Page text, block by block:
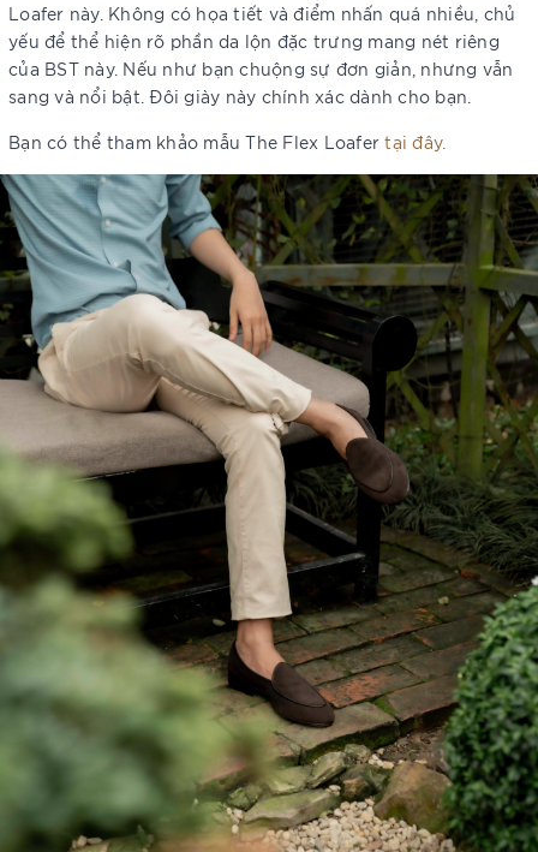
Loafer này. Không có họa tiết và điểm nhấn quá nhiều, chủ
yếu để thể hiện rõ phần da lộn đặc trưng mang nét riêng
của BST này. Nếu như bạn chuộng sự đơn giản, nhưng vẫn
sang và nổi bật. Đôi giày này chính xác dành cho bạn.
Bạn có thể tham khảo mẫu The Flex Loafertại đây.